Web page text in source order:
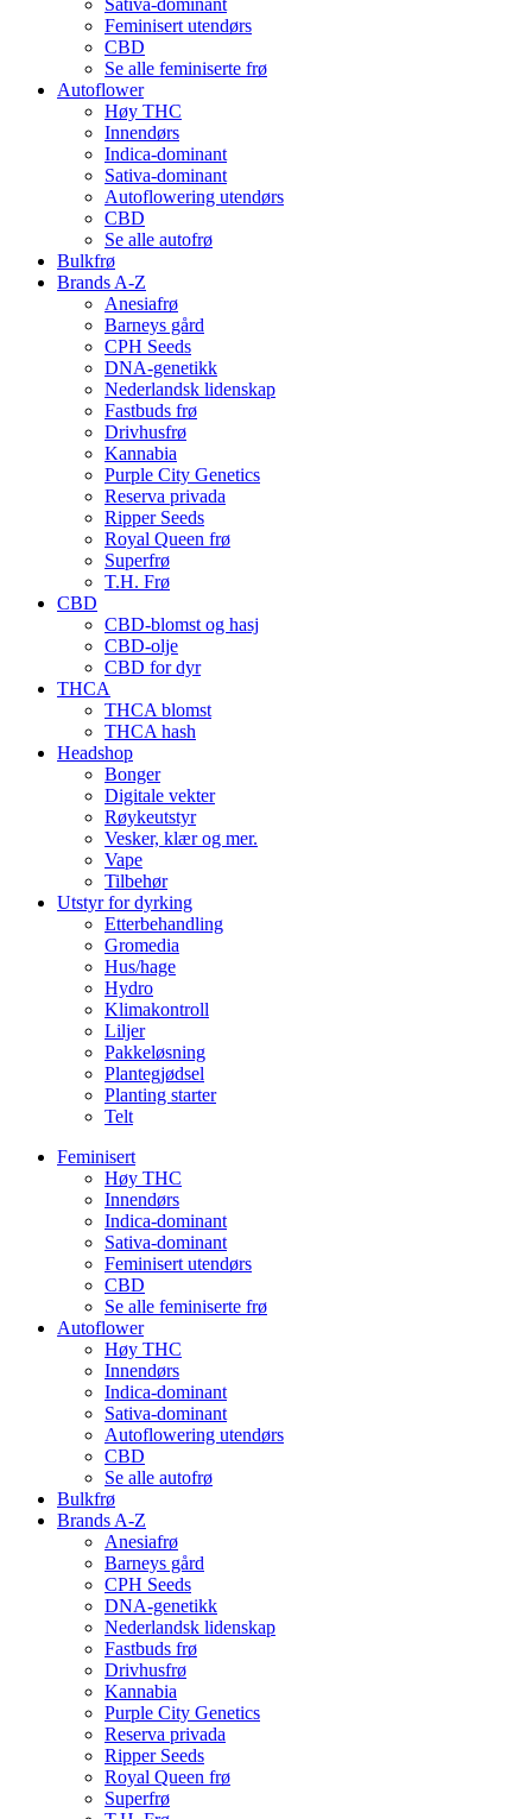
Feminisert utendørs
CBD
Se alle feminiserte frø
Autoflower
Høy THC
Innendørs
Indica-dominant
Sativa-dominant
Autoflowering utendørs
CBD
Se alle autofrø
Bulkfrø
Brands A-Z
Anesiafrø
Barneys gård
CPH Seeds
DNA-genetikk
Nederlandsk lidenskap
Fastbuds frø
Drivhusfrø
Kannabia
Purple City Genetics
Reserva privada
Ripper Seeds
Royal Queen frø
Superfrø
T.H. Frø
CBD
CBD-blomst og hasj
CBD-olje
CBD for dyr
THCA
THCA blomst
THCA hash
Headshop
Bonger
Digitale vekter
Røykeutstyr
Vesker, klær og mer.
Vape
Tilbehør
Utstyr for dyrking
Etterbehandling
Gromedia
Hus/hage
Hydro
Klimakontroll
Liljer
Pakkeløsning
Plantegjødsel
Planting starter
Telt
Feminisert
Høy THC
Innendørs
Indica-dominant
Sativa-dominant
Feminisert utendørs
CBD
Se alle feminiserte frø
Autoflower
Høy THC
Innendørs
Indica-dominant
Sativa-dominant
Autoflowering utendørs
CBD
Se alle autofrø
Bulkfrø
Brands A-Z
Anesiafrø
Barneys gård
CPH Seeds
DNA-genetikk
Nederlandsk lidenskap
Fastbuds frø
Drivhusfrø
Kannabia
Purple City Genetics
Reserva privada
Ripper Seeds
Royal Queen frø
Superfrø